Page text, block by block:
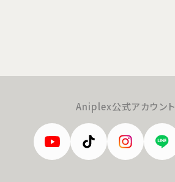
Aniplex公式アカウント